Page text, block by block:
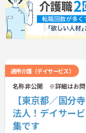
通所介護（デイサービス）
名称非公開 ※詳細はお問
【東京都／国分
法人！デイサー
集です